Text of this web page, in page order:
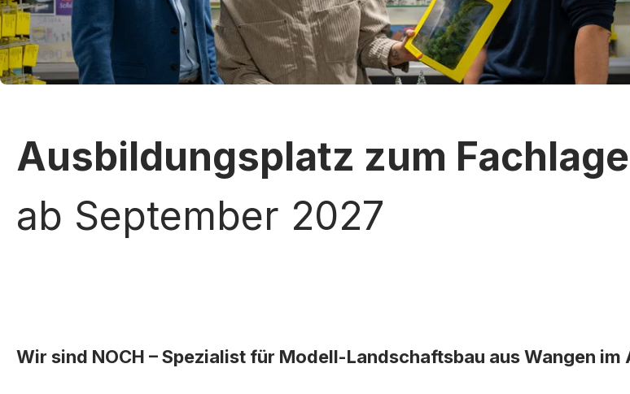
Ausbildungsplatz zum
ab September 2027
Wir sind NOCH – Spezialist für Modell-Landschaftsbau aus Wangen im